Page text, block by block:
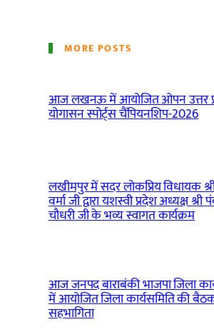
MORE POSTS
आज लखनऊ में आयोजित ओपन उत्तर
योगासन स्पोर्ट्स चैंपियनशिप-2026
लखीमपुर में सदर लोकप्रिय विधायक
वर्मा जी द्वारा यशस्वी प्रदेश अध्यक्ष
चौधरी जी के भव्य स्वागत कार्यक्रम
आज जनपद बाराबंकी भाजपा जिला
में आयोजित जिला कार्यसमिति की
सहभागिता